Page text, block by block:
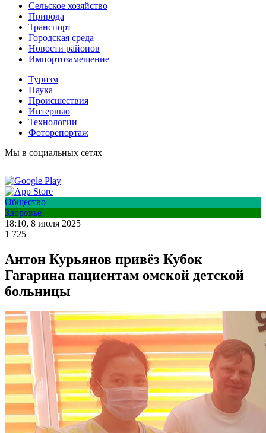
Сельское хозяйство
Природа
Транспорт
Городская среда
Новости районов
Импортозамещение
Туризм
Наука
Происшествия
Интервью
Технологии
Фоторепортаж
Мы в социальных сетях
Общество
Здоровье
18:10, 8 июля 2025
1 725
Антон Курьянов привёз Кубок
Гагарина пациентам омской детской
больницы